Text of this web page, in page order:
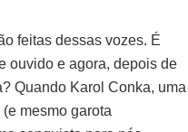
feitas dessas vozes. É
ouvido e agora, depois de
Quando Karol Conka, uma
mesmo garota